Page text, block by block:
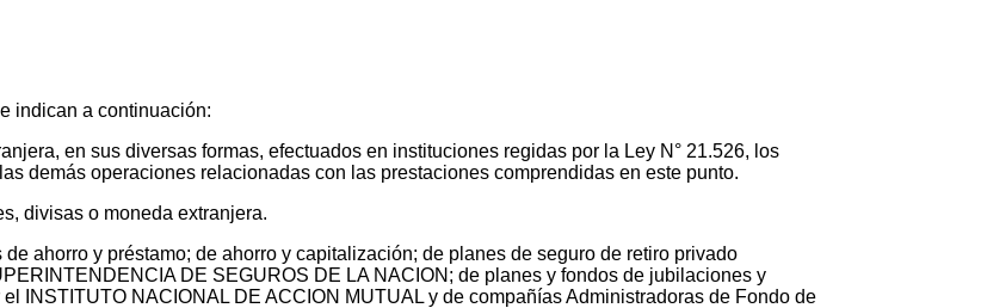
indican a continuación:
en sus diversas formas, efectuados en instituciones regidas por la Ley N° 21.526, los
demás operaciones relacionadas con las prestaciones comprendidas en este punto.
divisas o moneda extranjera.
ahorro y préstamo; de ahorro y capitalización; de planes de seguro de retiro privado
DE SEGUROS DE LA NACION; de planes y fondos de jubilaciones y
INSTITUTO NACIONAL DE ACCION MUTUAL y de compañías Administradoras de Fondo de